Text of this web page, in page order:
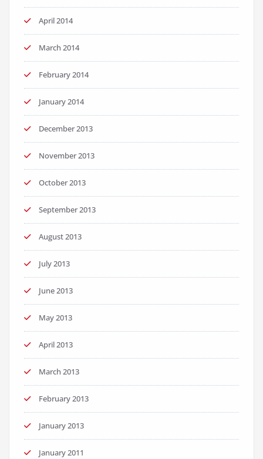
April 2014
March 2014
February 2014
January 2014
December 2013
November 2013
October 2013
September 2013
August 2013
July 2013
June 2013
May 2013
April 2013
March 2013
February 2013
January 2013
January 2011